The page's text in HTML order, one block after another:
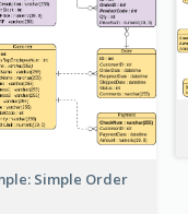
Simple Order